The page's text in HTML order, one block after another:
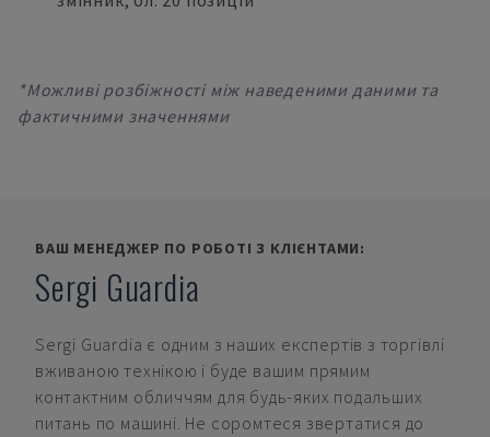
*Можливі розбіжності між наведеними даними та
фактичними значеннями
ВАШ МЕНЕДЖЕР ПО РОБОТІ З КЛІЄНТАМИ:
Sergi Guardia
Sergi Guardia є одним з наших експертів з торгівлі
вживаною технікою і буде вашим прямим
контактним обличчям для будь-яких подальших
питань по машині. Не соромтеся звертатися до